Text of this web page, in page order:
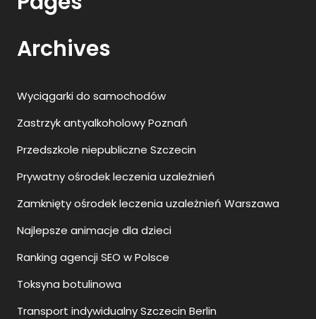
Archives
Wyciągarki do samochodów
Zastrzyk antyalkoholowy Poznań
Przedszkole niepubliczne Szczecin
Prywatny ośrodek leczenia uzależnień
Zamknięty ośrodek leczenia uzależnień Warszawa
Najlepsze animacje dla dzieci
Ranking agencji SEO w Polsce
Toksyna botulinowa
Transport indywidualny Szczecin Berlin